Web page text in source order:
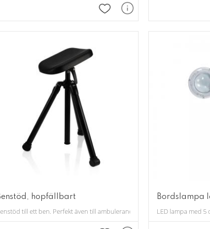
Lägg till i favoriter
vid fotvård samt pedikyr.
hopfällbart
till ett ben. Perfekt även till ambulerande terapeuter. Stabil, tysk
Bordslampa
LED lampa med